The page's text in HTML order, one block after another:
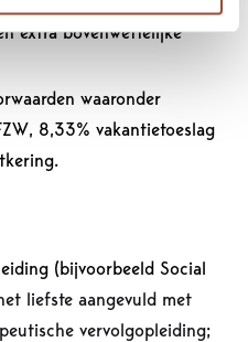
extra bovenwettelijke
waaronder
8,33% vakantietoeslag
(bijvoorbeeld Social
liefste aangevuld met
vervolgopleiding;